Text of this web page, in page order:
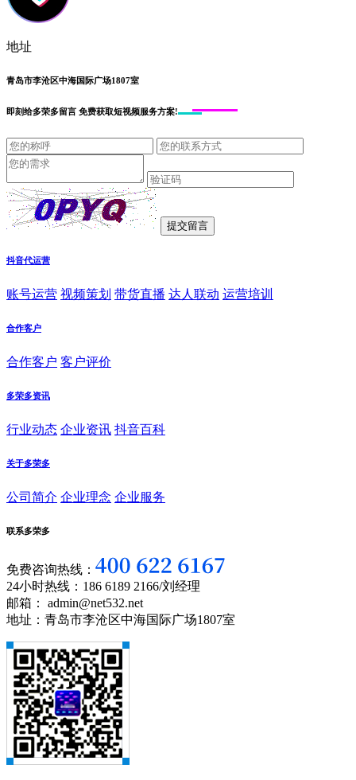
地址
青岛市李沧区中海国际广场1807室
即刻给多荣多留言 免费获取短视频服务方案!
抖音代运营
账号运营 视频策划 带货直播 达人联动 运营培训
合作客户
合作客户 客户评价
多荣多资讯
行业动态 企业资讯 抖音百科
关于多荣多
公司简介 企业理念 企业服务
联系多荣多
免费咨询热线：
24小时热线：186 6189 2166/刘经理
邮箱： admin@net532.net
地址：青岛市李沧区中海国际广场1807室